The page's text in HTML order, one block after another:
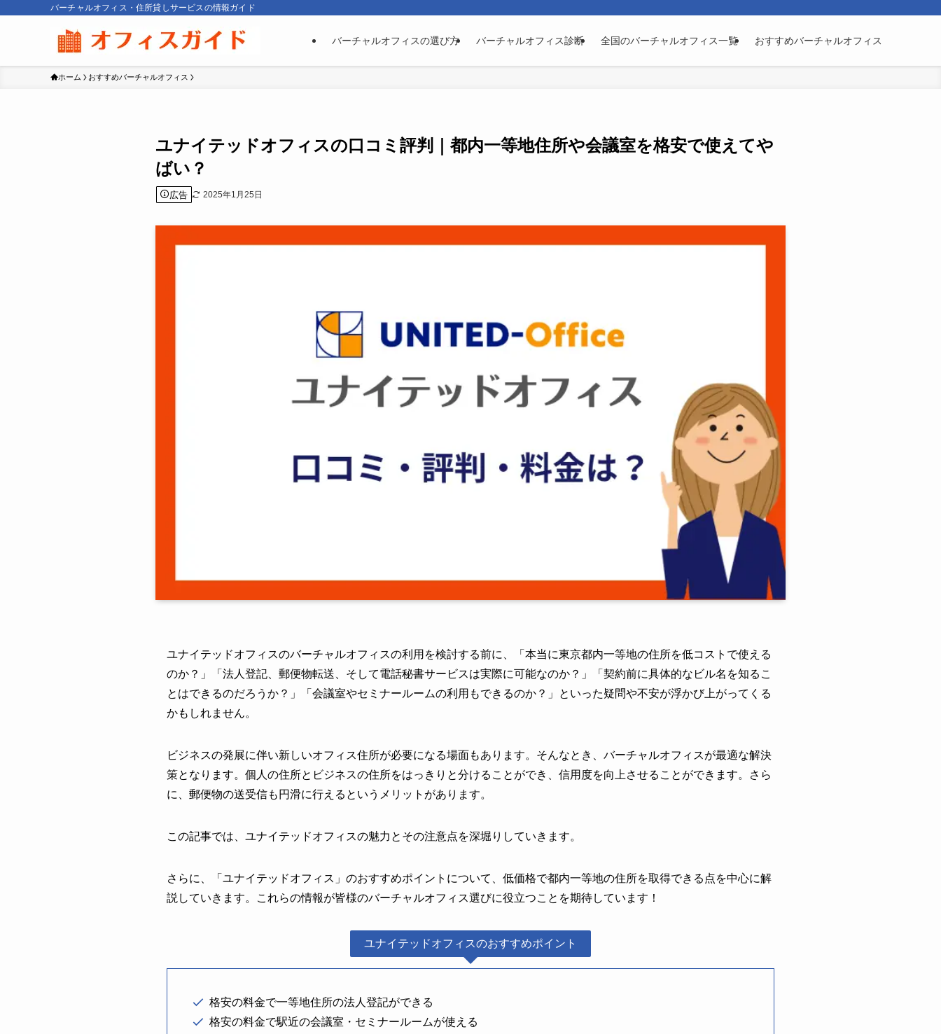
バーチャルオフィス・住所貸しサービスの情報ガイド
バーチャルオフィスの選び方 バーチャルオフィス診断 全国のバーチャルオフィス一覧 おすすめバーチャルオフィス
ホーム おすすめバーチャルオフィス
ユナイテッドオフィスの口コミ評判｜都内一等地住所や会議室を格安で使えてや
ばい？
広告 2025年1月25日
ユナイテッドオフィスのバーチャルオフィスの利用を検討する前に、「本当に東京都内一等地の住所を低コストで使える
のか？」「法人登記、郵便物転送、そして電話秘書サービスは実際に可能なのか？」「契約前に具体的なビル名を知るこ
とはできるのだろうか？」「会議室やセミナールームの利用もできるのか？」といった疑問や不安が浮かび上がってくる
かもしれません。
ビジネスの発展に伴い新しいオフィス住所が必要になる場面もあります。そんなとき、バーチャルオフィスが最適な解決
策となります。個人の住所とビジネスの住所をはっきりと分けることができ、信用度を向上させることができます。さら
に、郵便物の送受信も円滑に行えるというメリットがあります。
この記事では、ユナイテッドオフィスの魅力とその注意点を深堀りしていきます。
さらに、「ユナイテッドオフィス」のおすすめポイントについて、低価格で都内一等地の住所を取得できる点を中心に解
説していきます。これらの情報が皆様のバーチャルオフィス選びに役立つことを期待しています！
ユナイテッドオフィスのおすすめポイント
格安の料金で一等地住所の法人登記ができる
格安の料金で駅近の会議室・セミナールームが使える